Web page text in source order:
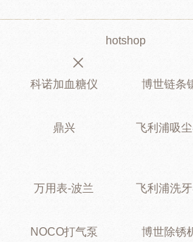
hotshop
科诺加血糖仪 博世链条
鼎兴 飞利浦吸
万用表-波兰 飞利浦洗
NOCO打气泵 博世除锈